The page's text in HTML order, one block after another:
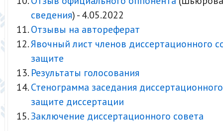
сведения) - 4.05.2022
Отзывы на автореферат
Явочный лист членов диссертационного
защите
Результаты голосования
Стенограмма заседания
защите диссертации
Заключение диссертационного совета